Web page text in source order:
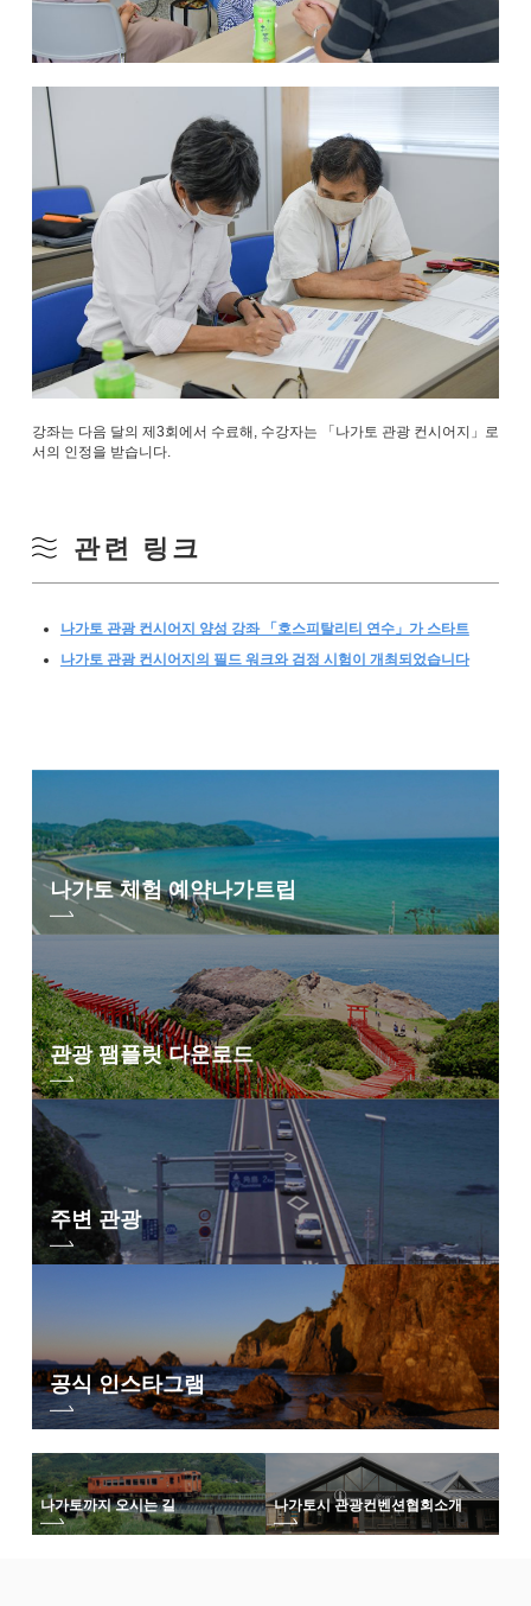
강좌는 다음 달의 제3회에서 수료해, 수강자는 「나가토 관광 컨시어지」로
서의 인정을 받습니다.
관련 링크
나가토 관광 컨시어지 양성 강좌 「호스피탈리티 연수」가 스타트
나가토 관광 컨시어지의 필드 워크와 검정 시험이 개최되었습니다
나가토 체험 예약나가트립
관광 팸플릿 다운로드
주변 관광
공식 인스타그램
나가토까지 오시는 길 나가토시 관광컨벤션협회소개